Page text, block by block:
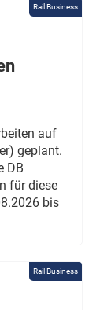
Rail Business
auf
geplant.
DB
für diese
bis
Rail Business